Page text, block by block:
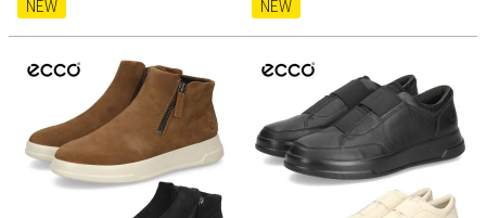
NEW
NEW